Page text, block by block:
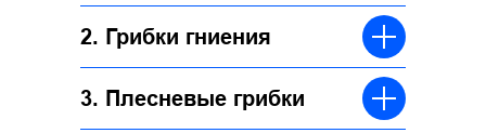
2. Грибки гниения
3. Плесневые грибки